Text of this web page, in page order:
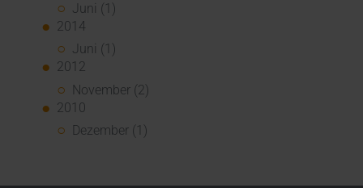
Juni (1)
2014
Juni (1)
2012
November (2)
2010
Dezember (1)